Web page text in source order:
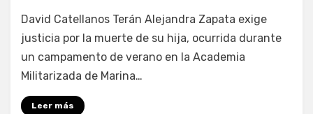
por Fernando Miranda Servín
David Catellanos Terán Alejandra Zapata exige
justicia por la muerte de su hija, ocurrida durante
un campamento de verano en la Academia
Militarizada de Marina…
Leer más